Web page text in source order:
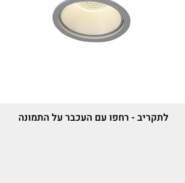
לתקריב - רחפו עם העכבר על התמונה